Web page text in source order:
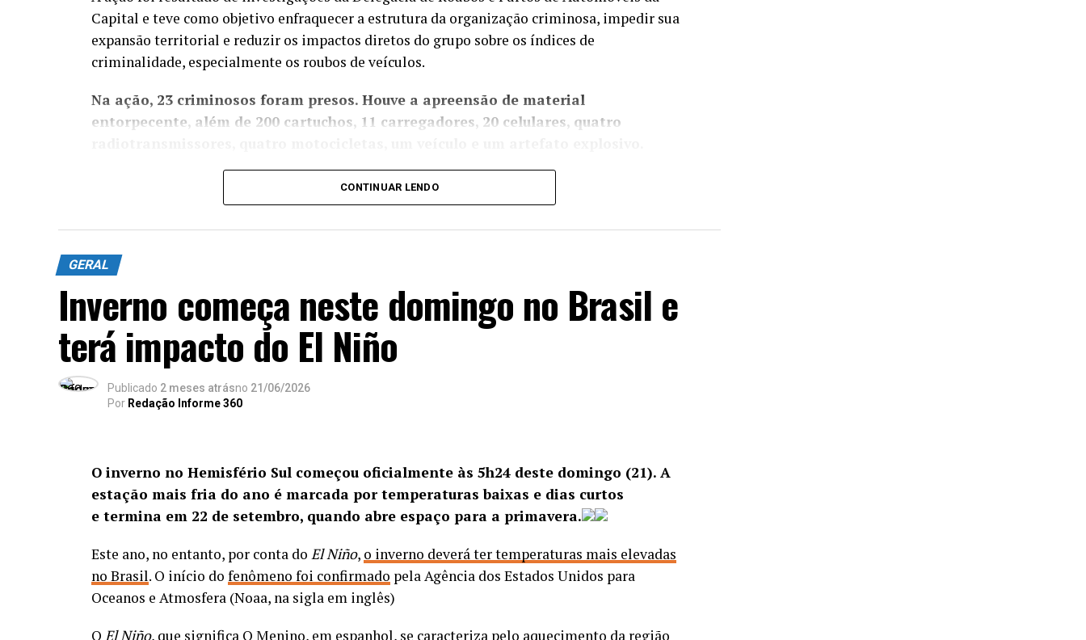
Capital e teve como objetivo enfraquecer a estrutura da organização criminosa, impedir sua
expansão territorial e reduzir os impactos diretos do grupo sobre os índices de
criminalidade, especialmente os roubos de veículos.
Na ação, 23 criminosos foram presos. Houve a apreensão de material
entorpecente, além de 200 cartuchos, 11 carregadores, 20 celulares, quatro
Os agentes também localizaram uma central de gatonet clandestina, e equipes da Delegacia
de Repressão aos Crimes Contra a Propriedade Imaterial (DRCPIM) fecharam uma loja de
Equipes do Batalhão de Polícia do Choque (BPChq) da Polícia Militar apreenderam
controlada pelo Comando Vermelho. Em uma área de mata fechada,três criminosos
foram baleados e encaminhados a um hospital público na Barra da Tijuca.
Segundo a Polícia Civil, a ação resulta de um trabalho de inteligência que identificou a
estrutura de atuação da organização criminosa e sua influência sobre diversos crimes
patrimoniais, como roubos e receptação de veículos. Esses automóveis eram usados em
outras ações criminosas ou incorporados à logística da organização, fortalecendo
CONTINUAR LENDO
GERAL
Inverno começa neste domingo no Brasil e
terá impacto do El Niño
Publicado 2 meses atrásno 21/06/2026
Por Redação Informe 360
O inverno no Hemisfério Sul começou oficialmente às 5h24 deste domingo (21). A
estação mais fria do ano é marcada por temperaturas baixas e dias curtos
e termina em 22 de setembro, quando abre espaço para a primavera.
Este ano, no entanto, por conta do El Niño, o inverno deverá ter temperaturas mais elevadas
no Brasil. O início do fenômeno foi confirmado pela Agência dos Estados Unidos para
Oceanos e Atmosfera (Noaa, na sigla em inglês)
O El Niño, que significa O Menino, em espanhol, se caracteriza pelo aquecimento da região